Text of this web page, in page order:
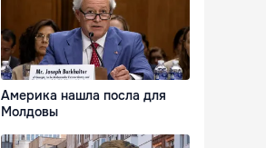
Америка нашла посла для
Молдовы